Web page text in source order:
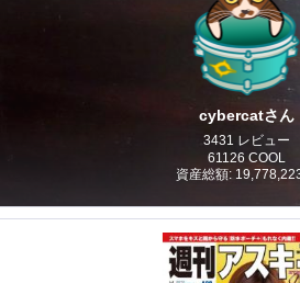
cybercatさん
3431 レビュー
61126 COOL
資産総額: